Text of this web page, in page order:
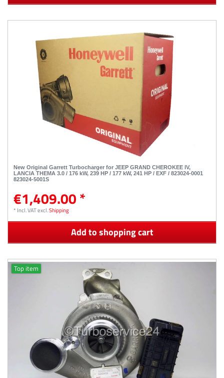
New Original Garrett Turbocharger for JEEP GRAND CHEROKEE IV,
LANCIA THEMA 3.0 / 176 kW, 239 HP / 177 kW, 241 HP / EXF / 823024-0001
823024-5001S
€1,409.00 *
* Incl. VATexcl.Shipping
Add to shopping cart
Top item